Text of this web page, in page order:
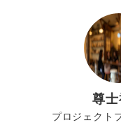
尊
プロジェクト